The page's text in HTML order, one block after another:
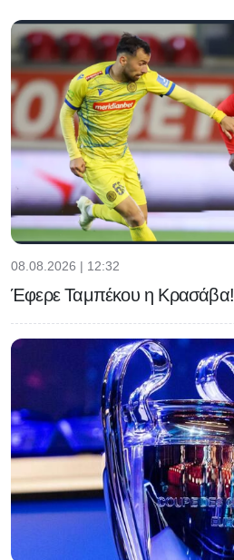
08.08.2026 | 12:32
Έφερε Ταμπέκου η Κρασάβα!